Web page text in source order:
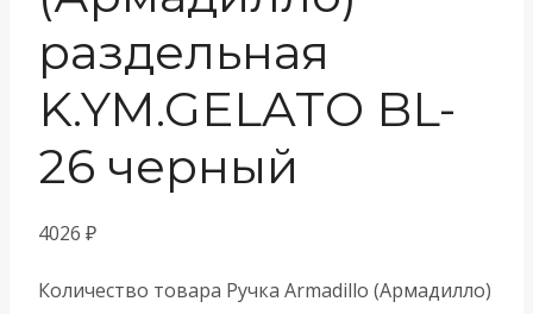
раздельная
K.YM.GELATO BL-
26 черный
4026 ₽
Количество товара Ручка Armadillo (Армадилло)